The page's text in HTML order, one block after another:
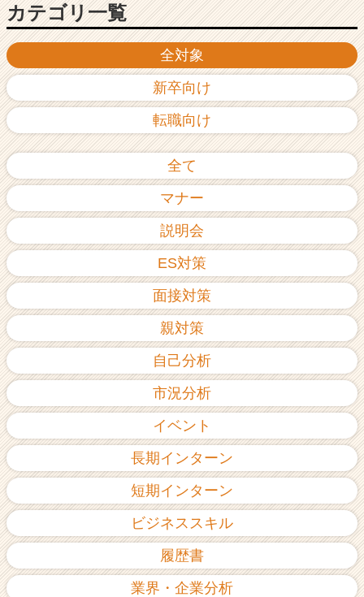
活
イ
チ
リ
（C
e
r
a
e
r）
全対象
新卒向け
転職向け
全て
マナー
説明会
ES対策
面接対策
親対策
自己分析
市況分析
イベント
長期インターン
短期インターン
ビジネススキル
履歴書
業界・企業分析
カテゴリ一覧